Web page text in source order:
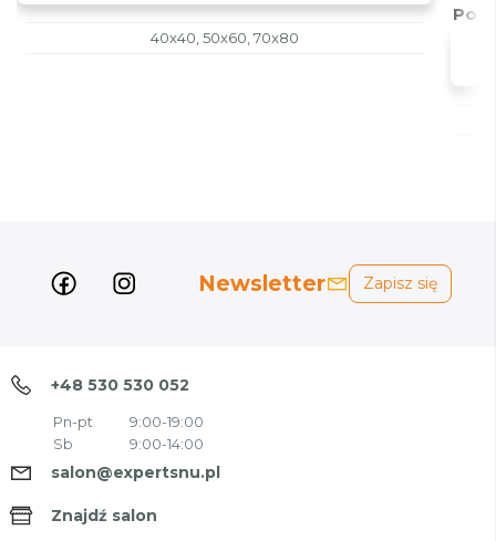
40x40, 50x60, 70x80
Newsletter Zapisz się
+48 530 530 052
Pn-pt
9:00-19:00
Sb
9:00-14:00
salon@expertsnu.pl
Znajdź salon